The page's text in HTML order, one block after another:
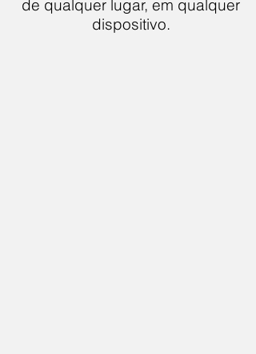
de qualquer lugar, em qualquer
dispositivo.